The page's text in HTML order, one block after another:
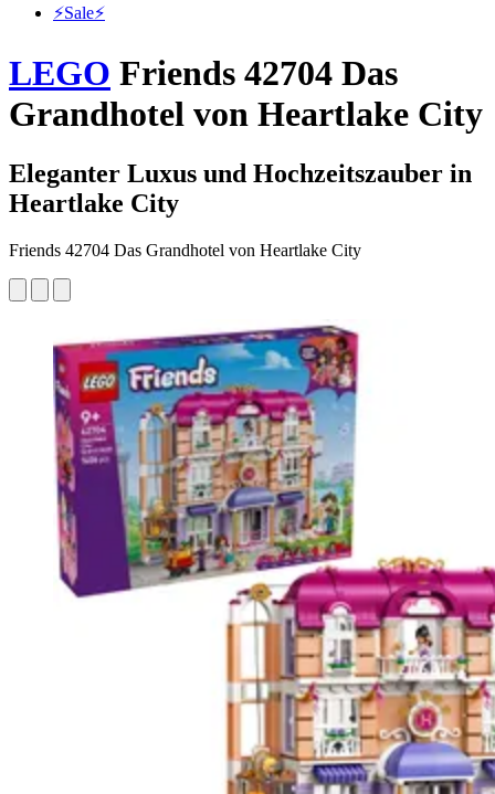
⚡️Sale⚡️
LEGO Friends 42704 Das
Grandhotel von Heartlake City
Eleganter Luxus und Hochzeitszauber in
Heartlake City
Friends 42704 Das Grandhotel von Heartlake City